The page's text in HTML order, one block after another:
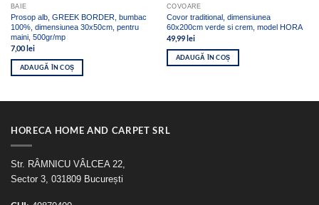
BAIE
Prosop alb, GREEK BORDER, bumbac
100%, dimensiunea 30x50cm, pentru
maini, 500gr/mp
7,00lei
ADAUGĂ ÎN COȘ
COVOARE
Covor traditional, dimensiunea
60x200cm verde si crem, model HORA
49,99lei
ADAUGĂ ÎN COȘ
HORECA HOME AND CARPET SRL
Str. RÂMNICU VÂLCEA 22,
Sector 3, 031809 București